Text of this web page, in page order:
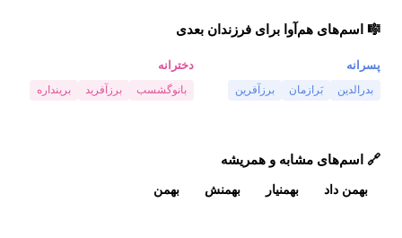
🎼 اسم‌های هم‌آوا برای فرزندان بعدی
پسرانه
بدرالدین بَرازمان برزآفرین
دخترانه
بانوگشسب برزآفرید برینداره
🔗 اسم‌های مشابه و همریشه
بهمن داد بهمنیار بهمنش بهمن